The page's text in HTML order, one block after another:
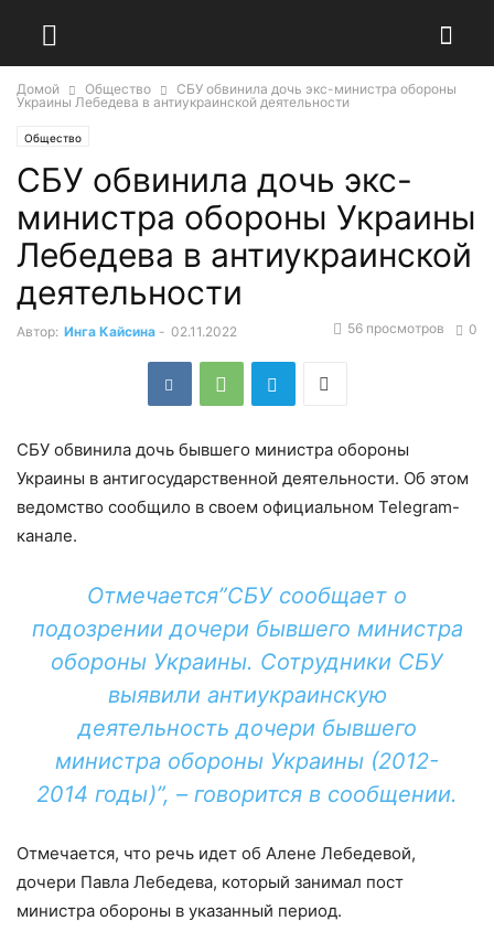
Домой Общество
СБУ обвинила дочь экс-министра обороны
Украины Лебедева в антиукраинской деятельности
Общество
СБУ обвинила дочь экс-
министра обороны Украины
Лебедева в антиукраинской
деятельности
Автор: Инга Кайсина - 02.11.2022 0
56 просмотров
СБУ обвинила дочь бывшего министра обороны
Украины в антигосударственной деятельности. Об этом
ведомство сообщило в своем официальном Telegram-
канале.
Отмечается”СБУ сообщает о
подозрении дочери бывшего министра
обороны Украины. Сотрудники СБУ
выявили антиукраинскую
деятельность дочери бывшего
министра обороны Украины (2012-
2014 годы)”, – говорится в сообщении.
Отмечается, что речь идет об Алене Лебедевой,
дочери Павла Лебедева, который занимал пост
министра обороны в указанный период.